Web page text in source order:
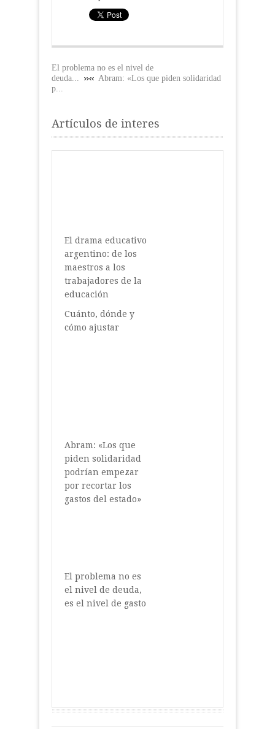
El problema no es el nivel de
deuda...
Abram: «Los que piden solidaridad
p...
Artículos de interes
El drama educativo
argentino: de los
maestros a los
trabajadores de la
educación
Cuánto, dónde y
cómo ajustar
Abram: «Los que
piden solidaridad
podrían empezar
por recortar los
gastos del estado»
El problema no es
el nivel de deuda,
es el nivel de gasto